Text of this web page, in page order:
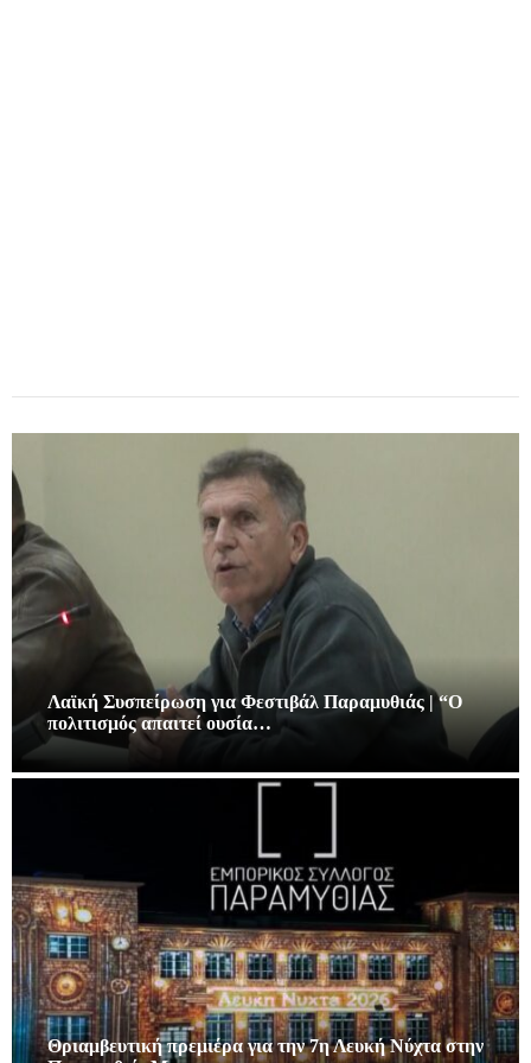
Λαϊκή Συσπείρωση για Φεστιβάλ Παραμυθιάς | “Ο
πολιτισμός απαιτεί ουσία…
Θριαμβευτική πρεμιέρα για την 7η Λευκή Νύχτα στην